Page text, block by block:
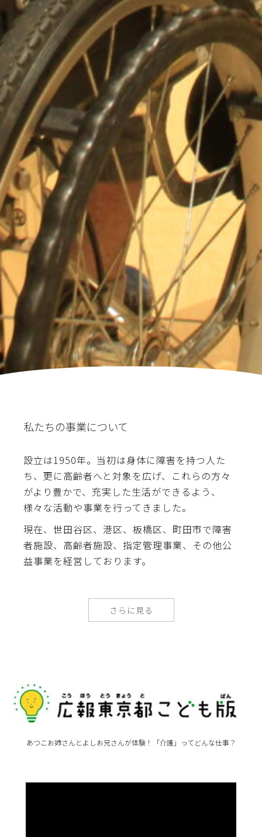
私たちの事業について
設立は1950年。当初は身体に障害を持つ人た
ち、更に高齢者へと対象を広げ、これらの方々
がより豊かで、充実した生活ができるよう、
様々な活動や事業を行ってきました。
現在、世田谷区、港区、板橋区、町田市で障害
者施設、高齢者施設、指定管理事業、その他公
益事業を経営しております。
さらに見る
あつこお姉さんとよしお兄さんが体験！「介護」ってどんな仕事？